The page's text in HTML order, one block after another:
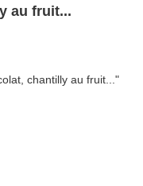
au fruit...